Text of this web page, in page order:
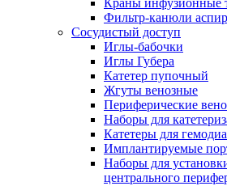
Краны инфузионные
Фильтр-канюли
Сосудистый доступ
Иглы-бабочки
Иглы Губера
Катетер пупочный
Жгуты венозные
Периферические
Наборы для
Катетеры для
Имплантируемые
Наборы для
центрального